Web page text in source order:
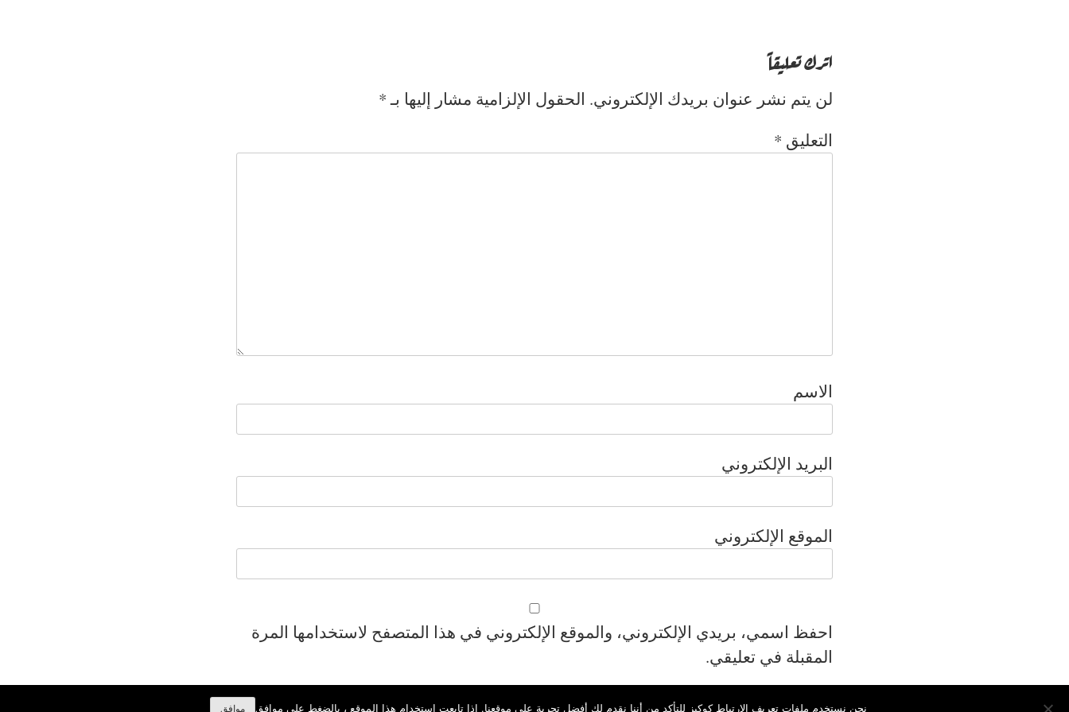
اترك تعليقاً
لن يتم نشر عنوان بريدك الإلكتروني. الحقول الإلزامية مشار إليها بـ*
التعليق *
الاسم
البريد الإلكتروني
الموقع الإلكتروني
احفظ اسمي، بريدي الإلكتروني، والموقع الإلكتروني في هذا المتصفح لاستخدامها المرة
المقبلة في تعليقي.
نحن نستخدم ملفات تعريف الارتباط كوكيز للتأكد من أننا نقدم لك أفضل تجربة على موقعنا. إذا تابعت استخدام هذا الموقع ، بالضغط على موافق موافق